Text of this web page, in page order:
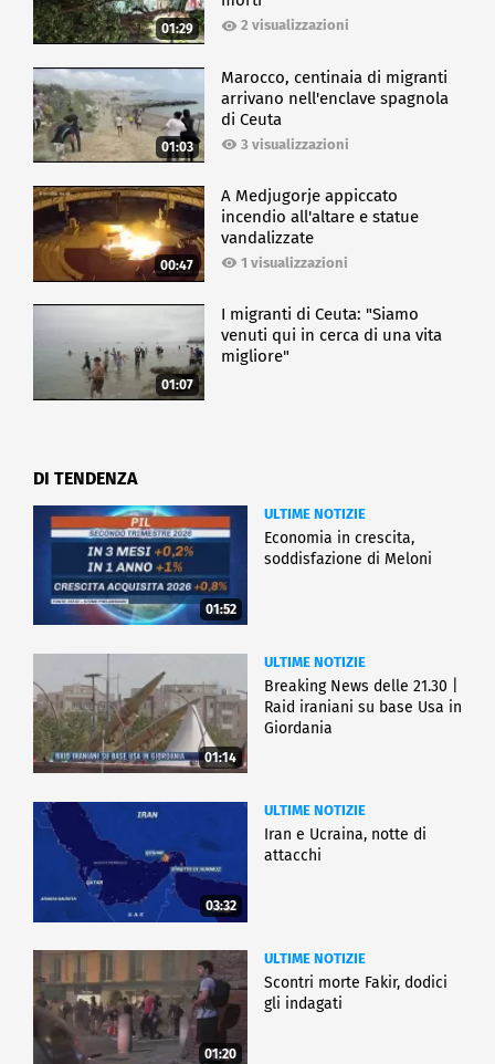
01:29 2 visualizzazioni
01:03
Marocco, centinaia di migranti
arrivano nell'enclave spagnola
di Ceuta
3 visualizzazioni
00:47
A Medjugorje appiccato
incendio all'altare e statue
vandalizzate
1 visualizzazioni
01:07
I migranti di Ceuta: "Siamo
venuti qui in cerca di una vita
migliore"
DI TENDENZA
01:52
ULTIME NOTIZIE
Economia in crescita,
soddisfazione di Meloni
01:14
ULTIME NOTIZIE
Breaking News delle 21.30 |
Raid iraniani su base Usa in
Giordania
03:32
ULTIME NOTIZIE
Iran e Ucraina, notte di
attacchi
01:20
ULTIME NOTIZIE
Scontri morte Fakir, dodici
gli indagati